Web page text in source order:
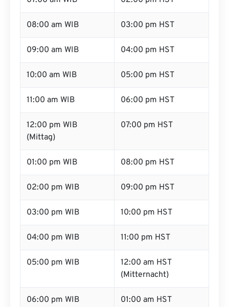
08:00 am WIB 03:00 pm HST
09:00 am WIB 04:00 pm HST
10:00 am WIB 05:00 pm HST
11:00 am WIB 06:00 pm HST
12:00 pm WIB
(Mittag)
07:00 pm HST
01:00 pm WIB 08:00 pm HST
02:00 pm WIB 09:00 pm HST
03:00 pm WIB 10:00 pm HST
04:00 pm WIB 11:00 pm HST
05:00 pm WIB
12:00 am HST
(Mitternacht)
06:00 pm WIB 01:00 am HST